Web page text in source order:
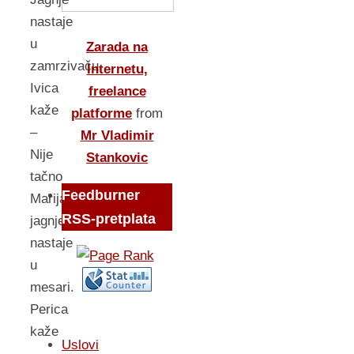
nastaje
u
zamrzivaču.
Ivica
kaže
–
Nije
tačno
Marija,
jagnje
nastaje
u
mesari.
Perica
kaže
Zarada na
Internetu,
freelance
platforme from
Mr Vladimir
Stankovic
Feedburner
RSS-pretplata
Uslovi